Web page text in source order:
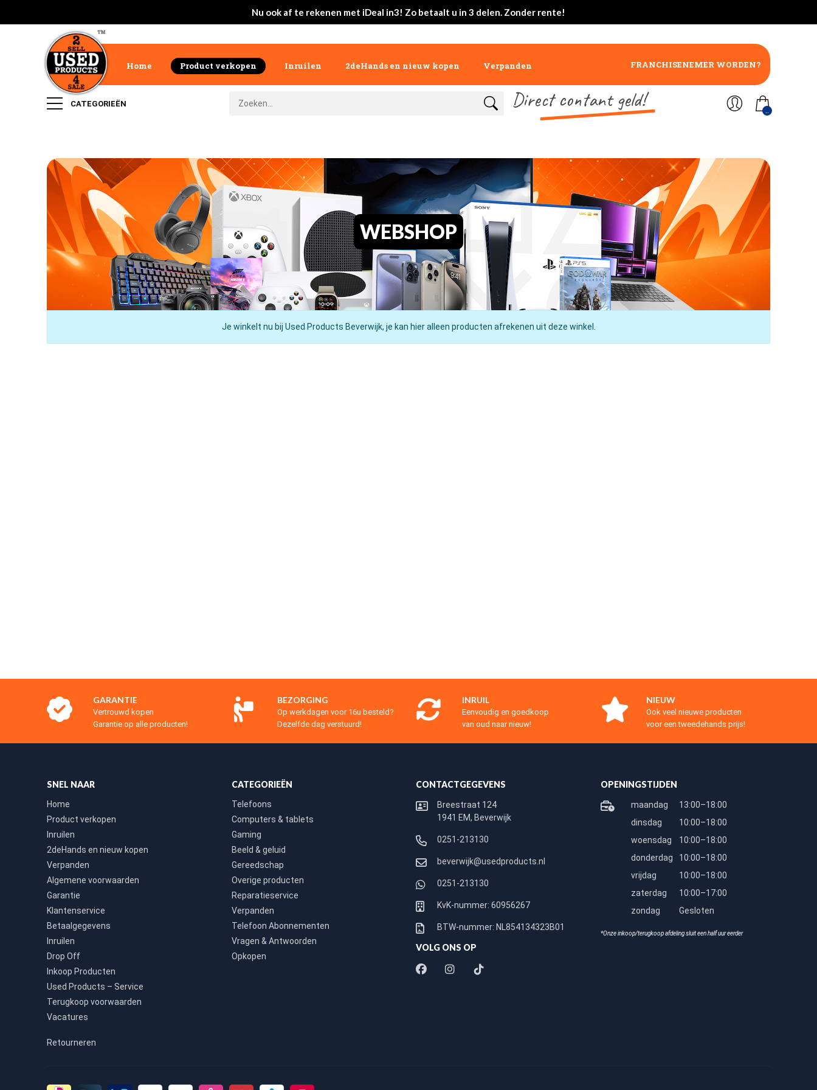
Nu ook af te rekenen met iDeal in3! Zo betaalt u in 3 delen. Zonder rente!
Home Product verkopen Inruilen 2deHands en nieuw kopen Verpanden FRANCHISENEMER WORDEN?
CATEGORIEËN Direct contant geld! ..
WEBSHOP
Je winkelt nu bij Used Products Beverwijk, je kan hier alleen producten afrekenen uit deze winkel.
GARANTIE
Vertrouwd kopen
Garantie op alle producten!
BEZORGING
Op werkdagen voor 16u besteld?
Dezelfde dag verstuurd!
INRUIL
Eenvoudig en goedkoop
van oud naar nieuw!
NIEUW
Ook veel nieuwe producten
voor een tweedehands prijs!
SNEL NAAR
Home
Product verkopen
Inruilen
2deHands en nieuw kopen
Verpanden
Algemene voorwaarden
Garantie
Klantenservice
Betaalgegevens
Inruilen
Drop Off
Inkoop Producten
Used Products – Service
Terugkoop voorwaarden
Vacatures
Retourneren
CATEGORIEËN
Telefoons
Computers & tablets
Gaming
Beeld & geluid
Gereedschap
Overige producten
Reparatieservice
Verpanden
Telefoon Abonnementen
Vragen & Antwoorden
Opkopen
CONTACTGEGEVENS
Breestraat 124
1941 EM, Beverwijk
0251-213130
beverwijk@usedproducts.nl
0251-213130
KvK-nummer: 60956267
BTW-nummer: NL854134323B01
VOLG ONS OP
OPENINGSTIJDEN
maandag
13:00–18:00
dinsdag
10:00–18:00
woensdag
10:00–18:00
donderdag
10:00–18:00
vrijdag
10:00–18:00
zaterdag
10:00–17:00
zondag
Gesloten
*Onze inkoop/terugkoop afdeling sluit een half uur eerder